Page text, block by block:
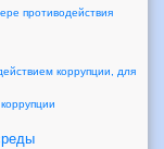
противодействия
коррупции, для